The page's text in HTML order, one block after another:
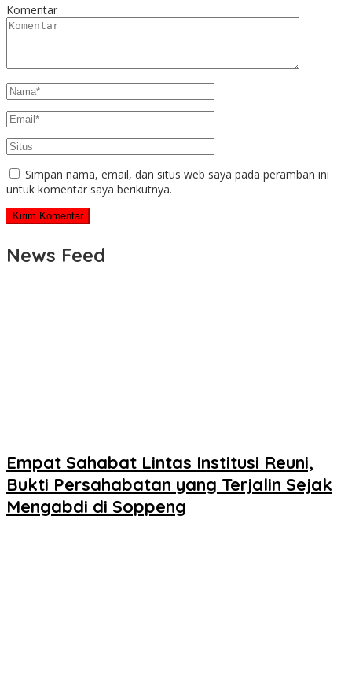
Komentar
Simpan nama, email, dan situs web saya pada peramban ini
untuk komentar saya berikutnya.
News Feed
Empat Sahabat Lintas Institusi Reuni,
Bukti Persahabatan yang Terjalin Sejak
Mengabdi di Soppeng